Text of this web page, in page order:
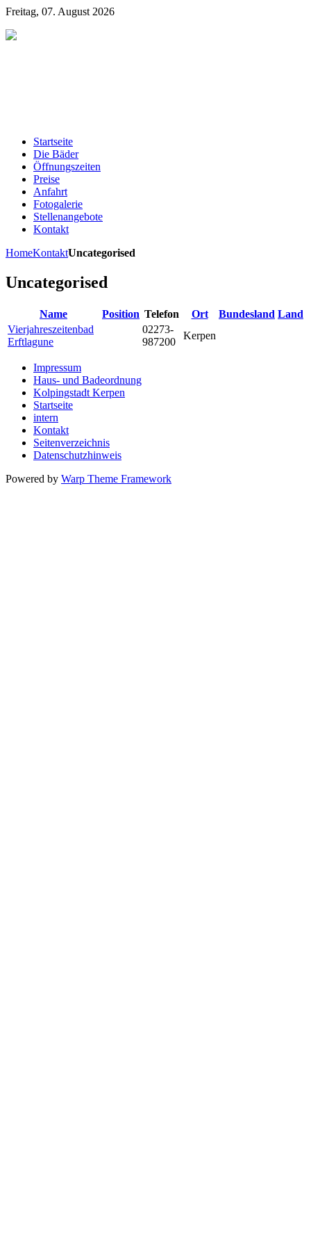
Freitag, 07. August 2026
Startseite
Die Bäder
Öffnungszeiten
Preise
Anfahrt
Fotogalerie
Stellenangebote
Kontakt
HomeKontaktUncategorised
Uncategorised
Name Position Telefon Ort Bundesland Land
Vierjahreszeitenbad
Erftlagune
02273-
987200
Kerpen
Impressum
Haus- und Badeordnung
Kolpingstadt Kerpen
Startseite
intern
Kontakt
Seitenverzeichnis
Datenschutzhinweis
Powered by Warp Theme Framework